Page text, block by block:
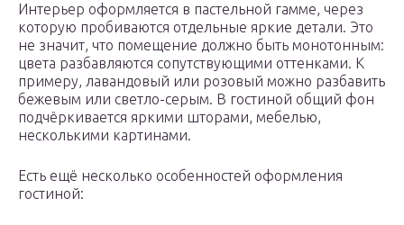
Интерьер оформляется в пастельной гамме, через
которую пробиваются отдельные яркие детали. Это
не значит, что помещение должно быть монотонным:
цвета разбавляются сопутствующими оттенками. К
примеру, лавандовый или розовый можно разбавить
бежевым или светло-серым. В гостиной общий фон
подчёркивается яркими шторами, мебелью,
несколькими картинами.
Есть ещё несколько особенностей оформления
гостиной: